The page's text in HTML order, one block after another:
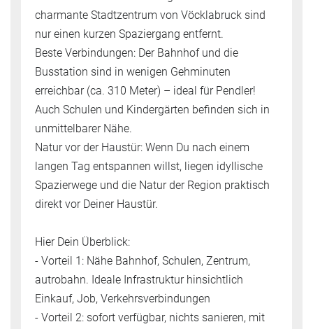
charmante Stadtzentrum von Vöcklabruck sind
nur einen kurzen Spaziergang entfernt.
Beste Verbindungen: Der Bahnhof und die
Busstation sind in wenigen Gehminuten
erreichbar (ca. 310 Meter) – ideal für Pendler!
Auch Schulen und Kindergärten befinden sich in
unmittelbarer Nähe.
Natur vor der Haustür: Wenn Du nach einem
langen Tag entspannen willst, liegen idyllische
Spazierwege und die Natur der Region praktisch
direkt vor Deiner Haustür.
Hier Dein Überblick:
- Vorteil 1: Nähe Bahnhof, Schulen, Zentrum,
autrobahn. Ideale Infrastruktur hinsichtlich
Einkauf, Job, Verkehrsverbindungen
- Vorteil 2: sofort verfügbar, nichts sanieren, mit